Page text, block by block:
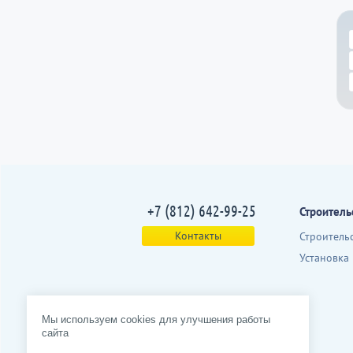
+7 (812) 642-99-25
Контакты
Мы используем cookies для улучшения работы
сайта